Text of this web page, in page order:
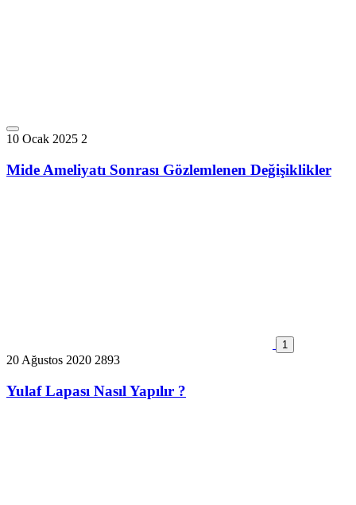
10 Ocak 2025 2
Mide Ameliyatı Sonrası Gözlemlenen Değişiklikler
1
20 Ağustos 2020 2893
Yulaf Lapası Nasıl Yapılır ?